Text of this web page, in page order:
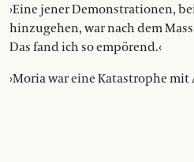
›Eine jener Demonstrationen,
hinzugehen, war nach dem
Das fand ich so empörend.‹
›Moria war eine Katastrophe mit